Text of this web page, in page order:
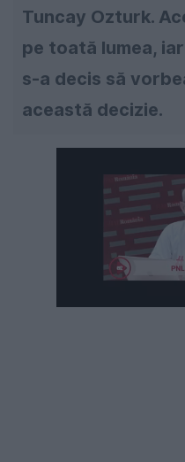
Tuncay Ozturk.
pe toată lumea,
s-a decis să
această decizie.